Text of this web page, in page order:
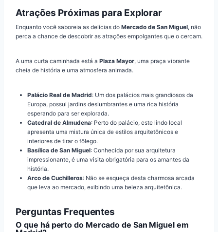
Atrações Próximas para Explorar
Enquanto você saboreia as delícias do Mercado de San Miguel, não
perca a chance de descobrir as atrações empolgantes que o cercam.
A uma curta caminhada está a Plaza Mayor, uma praça vibrante
cheia de história e uma atmosfera animada.
Palácio Real de Madrid: Um dos palácios mais grandiosos da
Europa, possui jardins deslumbrantes e uma rica história
esperando para ser explorada.
Catedral de Almudena: Perto do palácio, este lindo local
apresenta uma mistura única de estilos arquitetônicos e
interiores de tirar o fôlego.
Basílica de San Miguel: Conhecida por sua arquitetura
impressionante, é uma visita obrigatória para os amantes da
história.
Arco de Cuchilleros: Não se esqueça desta charmosa arcada
que leva ao mercado, exibindo uma beleza arquitetônica.
Perguntas Frequentes
O que há perto do Mercado de San Miguel em